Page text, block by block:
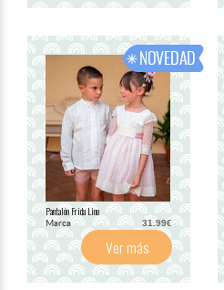
Pantalón Frida Lino
Marca 31.99€
Ver más